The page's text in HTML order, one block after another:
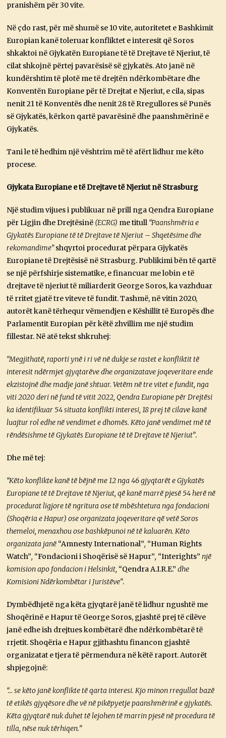
pranishëm për 30 vite.
Në çdo rast, për më shumë se 10 vite, autoritetet e Bashkimit
Europian kanë toleruar konfliktet e interesit që Soros
shkaktoi në Gjykatën Europiane të të Drejtave të Njeriut, të
cilat shkojnë përtej pavarësisë së gjykatës. Ato janë në
kundërshtim të plotë me të drejtën ndërkombëtare dhe
Konventën Europiane për të Drejtat e Njeriut, e cila, sipas
nenit 21 të Konventës dhe nenit 28 të Rregullores së Punës
së Gjykatës, kërkon qartë pavarësinë dhe paanshmërinë e
Gjykatës.
Tani le të hedhim një vështrim më të afërt lidhur me këto
procese.
Gjykata Europiane e të Drejtave të Njeriut në Strasburg
Një studim vijues i publikuar në prill nga Qendra Europiane
për Ligjin dhe Drejtësinë (ECRG) me titull “Paanshmëria e
Gjykatës Europiane të të Drejtave të Njeriut – Shqetësime dhe
rekomandime”shqyrtoi procedurat përpara Gjykatës
Europiane të Drejtësisë në Strasburg. Publikimi bën të qartë
se një përfshirje sistematike, e financuar me lobin e të
drejtave të njeriut të miliarderit George Soros, ka vazhduar
të rritet gjatë tre viteve të fundit. Tashmë, në vitin 2020,
autorët kanë tërhequr vëmendjen e Këshillit të Europës dhe
Parlamentit Europian për këtë zhvillim me një studim
fillestar. Në atë tekst shkruhej:
“Megjithatë, raporti ynë i ri vë në dukje se rastet e konfliktit të
interesit ndërmjet gjyqtarëve dhe organizatave joqeveritare ende
ekzistojnë dhe madje janë shtuar. Vetëm në tre vitet e fundit, nga
viti 2020 deri në fund të vitit 2022, Qendra Europiane për Drejtësi
ka identifikuar 54 situata konflikti interesi, 18 prej të cilave kanë
luajtur rol edhe në vendimet e dhomës. Këto janë vendimet më të
rëndësishme të Gjykatës Europiane të të Drejtave të Njeriut”.
Dhe më tej:
“Këto konflikte kanë të bëjnë me 12 nga 46 gjyqtarët e Gjykatës
Europiane të të Drejtave të Njeriut, që kanë marrë pjesë 54 herë në
procedurat ligjore të ngritura ose të mbështetura nga fondacioni
(Shoqëria e Hapur) ose organizata joqeveritare që vetë Soros
themeloi, menaxhou ose bashkëpunoi në të kaluarën. Këto
organizata janë “Amnesty International”, “Human Rights
Watch”, “Fondacioni i Shoqërisë së Hapur”, “Interights” një
komision apo fondacion i Helsinkit, “Qendra A.I.R.E.” dhe
Komisioni Ndërkombëtar i Juristëve”.
Dymbëdhjetë nga këta gjyqtarë janë të lidhur ngushtë me
Shoqërinë e Hapur të George Soros, gjashtë prej të cilëve
janë edhe ish drejtues kombëtarë dhe ndërkombëtarë të
rrjetit. Shoqëria e Hapur gjithashtu financon gjashtë
organizatat e tjera të përmendura në këtë raport. Autorët
shpjegojnë:
“… se këto janë konflikte të qarta interesi. Kjo minon rregullat bazë
të etikës gjyqësore dhe vë në pikëpyetje paanshmërinë e gjykatës.
Këta gjyqtarë nuk duhet të lejohen të marrin pjesë në procedura të
tilla, nëse nuk tërhiqen.”